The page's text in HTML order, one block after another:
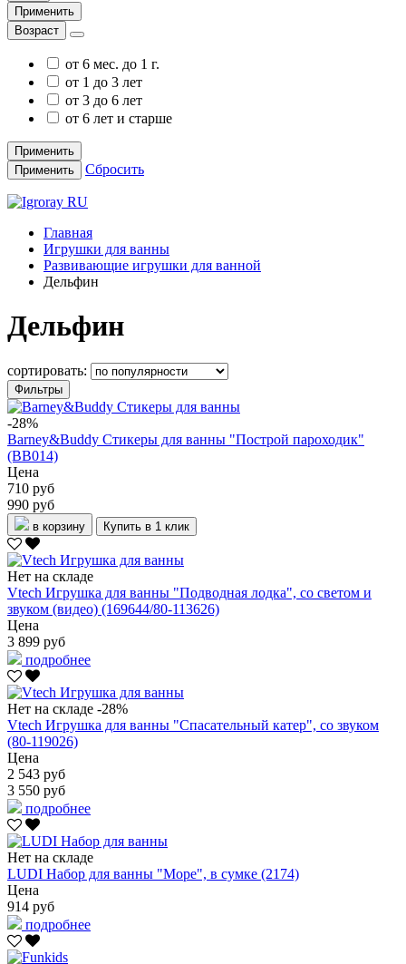
Применить
Возраст
от 6 мес. до 1 г.
от 1 до 3 лет
от 3 до 6 лет
от 6 лет и старше
Применить
Применить
Сбросить
Главная
Игрушки для ванны
Развивающие игрушки для ванной
Дельфин
Дельфин
сортировать:
Фильтры
-28%
Barney&Buddy Стикеры для ванны "Построй пароходик"
(BB014)
Цена
710 руб
990 руб
в корзину Купить в 1 клик
Нет на складе
Vtech Игрушка для ванны "Подводная лодка", со светом и
звуком (видео) (169644/80-113626)
Цена
3 899 руб
подробнее
Нет на складе -28%
Vtech Игрушка для ванны "Спасательный катер", со звуком
(80-119026)
Цена
2 543 руб
3 550 руб
подробнее
Нет на складе
LUDI Набор для ванны "Море", в сумке (2174)
Цена
914 руб
подробнее